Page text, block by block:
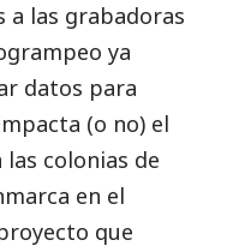
a las grabadoras
ya
datos para
(o no) el
colonias de
en el
que